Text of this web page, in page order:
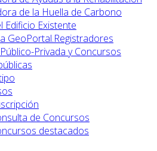
de la Huella de Carbono
Edificio Existente
GeoPortal.Registradores
Privada y Concursos
de Concursos
destacados